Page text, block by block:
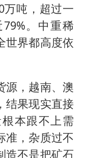
万吨，超过一
。中重稀
世界都高度依
源，越南、澳
结果现实直接
本跟不上需
准，杂质过不
造不是把矿石